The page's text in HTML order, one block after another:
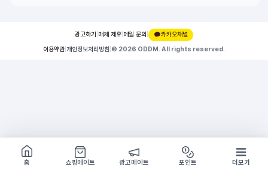
광고하기 매체 제휴 메일 문의 |
카카오채널
이용약관 개인정보처리방침 © 2026 ODDM. All rights reserved.
쇼핑몰 구경하기
방문시 1G
홈
쇼핑메이트 광고메이트 포인트 더보기